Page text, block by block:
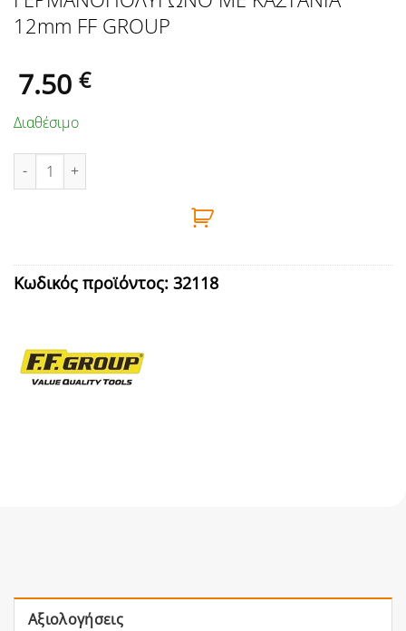
12mm FF GROUP
7.50 €
Διαθέσιμο
ΓΕΡΜΑΝΟΠΟΛΥΓΩΝΟ ΜΕ ΚΑΣΤΑΝΙΑ 12mm FF GROUP ποσότητα
Κωδικός προϊόντος: 32118
Αξιολογήσεις